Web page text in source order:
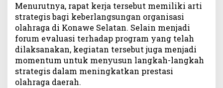
u
k
u
n
g
a
n
Menurutnya, rapat kerja tersebut memiliki arti
strategis bagi keberlangsungan organisasi
olahraga di Konawe Selatan. Selain menjadi
forum evaluasi terhadap program yang telah
dilaksanakan, kegiatan tersebut juga menjadi
momentum untuk menyusun langkah-langkah
strategis dalam meningkatkan prestasi
olahraga daerah.